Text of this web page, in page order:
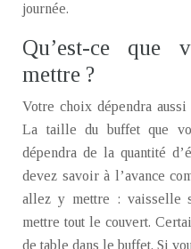
journée.
Qu’est-ce que
mettre ?
Votre choix dépendra
La taille du buffet que
dépendra de la quantité
devez savoir à l’avance
allez y mettre : vaisselle
mettre tout le couvert.
de table dans le buffet. Si